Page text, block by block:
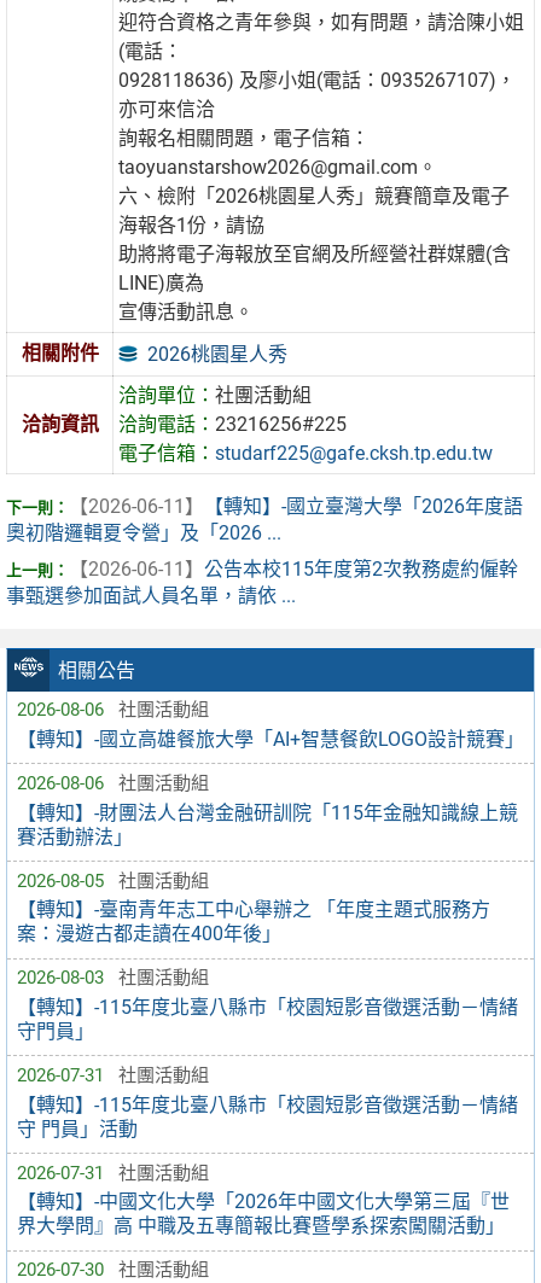
相關公告
2026-08-06 社團活動組
【轉知】-國立高雄餐旅大學「AI+智慧餐飲LOGO設計競賽」
2026-08-06 社團活動組
【轉知】-財團法人台灣金融研訓院「115年金融知識線上競
賽活動辦法」
2026-08-05 社團活動組
【轉知】-臺南青年志工中心舉辦之 「年度主題式服務方
案：漫遊古都走讀在400年後」
2026-08-03 社團活動組
【轉知】-115年度北臺八縣市「校園短影音徵選活動－情緒
守門員」
2026-07-31 社團活動組
【轉知】-115年度北臺八縣市「校園短影音徵選活動－情緒
守 門員」活動
2026-07-31 社團活動組
【轉知】-中國文化大學「2026年中國文化大學第三屆『世
界大學問』高 中職及五專簡報比賽暨學系探索闖關活動」
2026-07-30 社團活動組
迎符合資格之青年參與，如有問題，請洽陳小姐
(電話：
0928118636) 及廖小姐(電話：0935267107)，
亦可來信洽
詢報名相關問題，電子信箱：
taoyuanstarshow2026@gmail.com。
六、檢附「2026桃園星人秀」競賽簡章及電子
海報各1份，請協
助將將電子海報放至官網及所經營社群媒體(含
LINE)廣為
宣傳活動訊息。
相關附件
2026桃園星人秀
洽詢資訊
洽詢單位：社團活動組
洽詢電話：23216256#225
電子信箱：studarf225@gafe.cksh.tp.edu.tw
【2026-06-11】
【轉知】-國立臺灣大學「2026年度語
奧初階邏輯夏令營」及「2026 ...
【2026-06-11】 公告本校115年度第2次教務處約僱幹
事甄選參加面試人員名單，請依 ...